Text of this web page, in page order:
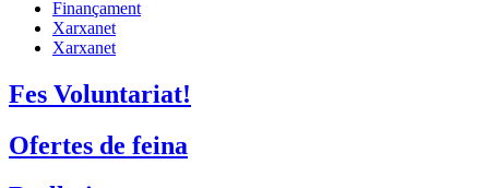
Finançament
Xarxanet
Xarxanet
Fes Voluntariat!
Ofertes de feina